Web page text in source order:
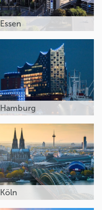
Essen
Hamburg
Köln